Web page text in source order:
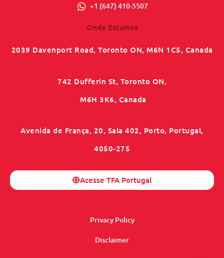
+1 (647) 410-5507
Onde Estamos
2039 Davenport Road, Toronto ON, M6N 1C5, Canada
742 Dufferin St, Toronto ON,
M6H 3K6, Canada
Avenida de França, 20, Sala 402, Porto, Portugal,
4050-275
Acesse TFA Portugal
Privacy Policy
Disclaimer